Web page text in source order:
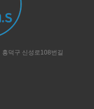
흥덕구 신성로108번길